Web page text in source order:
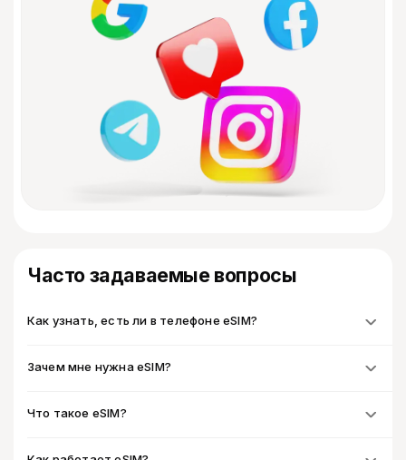
Часто задаваемые вопросы
Как узнать, есть ли в телефоне eSIM?
Зачем мне нужна eSIM?
Что такое eSIM?